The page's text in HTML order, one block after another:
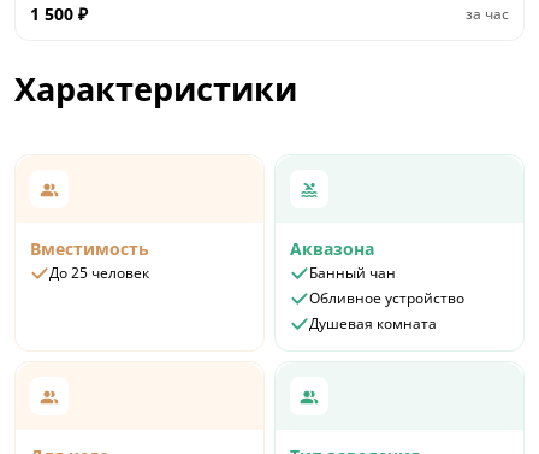
1 500 ₽ за час
Характеристики
Вместимость
До 25 человек
Аквазона
Банный чан
Обливное устройство
Душевая комната